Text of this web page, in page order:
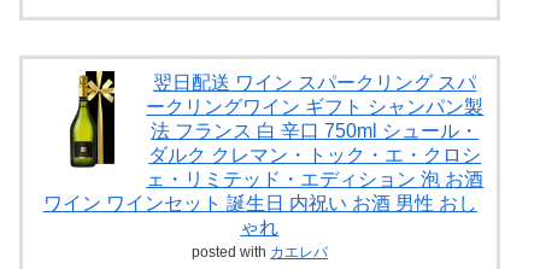
翌日配送 ワイン スパークリング スパ
ークリングワイン ギフト シャンパン製
法 フランス 白 辛口 750ml シュール・
ダルク クレマン・トック・エ・クロシ
ェ・リミテッド・エディション 泡 お酒
ワイン ワインセット 誕生日 内祝い お酒 男性 おし
ゃれ
posted with カエレバ